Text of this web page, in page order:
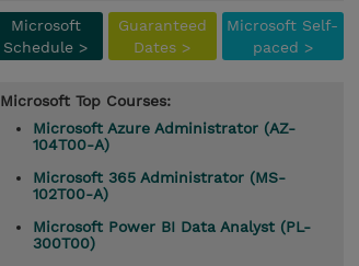
Microsoft
Schedule >
Guaranteed
Dates >
Microsoft Self-
paced >
Microsoft Top Courses:
Microsoft Azure Administrator (AZ-
104T00-A)
Microsoft 365 Administrator (MS-
102T00-A)
Microsoft Power BI Data Analyst (PL-
300T00)